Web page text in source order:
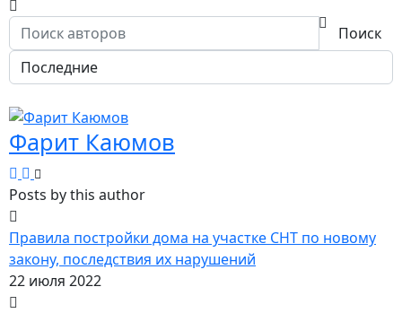
Поиск
Фарит Каюмов
Posts by this author
Правила постройки дома на участке СНТ по новому
закону, последствия их нарушений
22 июля 2022